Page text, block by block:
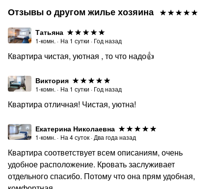
Отзывы о другом жилье хозяина
Татьяна
1-комн. · На 1 сутки · Год назад
Квартира чистая, уютная , то что надо👍
Виктория
1-комн. · На 1 сутки · Год назад
Квартира отличная! Чистая, уютна!
Екатерина Николаевна
1-комн. · На 4суток · Два года назад
Квартира соответствует всем описаниям, очень
удобное расположение. Кровать заслуживает
отдельного спасибо. Потому что она прям удобная,